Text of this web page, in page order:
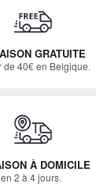
GRATUITE
de 40€ en Belgique.
À DOMICILE
en 2 à 4 jours.